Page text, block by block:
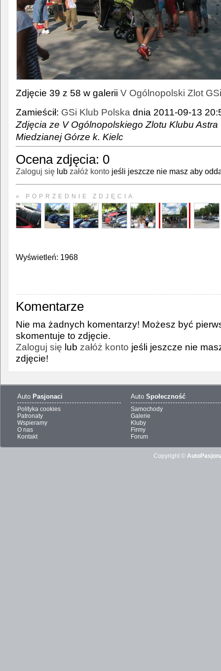
Zdjęcie 39 z 58 w galerii V Ogólnopolski Zlot
Zamieścił: GSi Klub Polska dnia 2011-09-13
Zdjęcia ze V Ogólnopolskiego Zlotu Klubu
Miedzianej Górze k. Kielc
Ocena zdjęcia: 0
Zaloguj się lub załóż konto jeśli jeszcze nie masz aby
« POPRZEDNIE ZDJĘCIA
Wyświetleń: 1968
Komentarze
Nie ma żadnych komentarzy! Możesz być
skomentuje to zdjęcie.
Zaloguj się lub załóż konto jeśli jeszcze nie
zdjęcie!
Auto Pasjonaci
Polityka cookies
Patronaty
Wspieramy
O nas
Kontakt
Auto Społeczność
Samochody
Galerie
Kluby
Firmy
Forum
Copyright ©